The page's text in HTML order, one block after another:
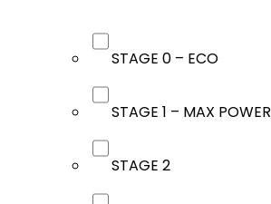
STAGE 0 – ECO
STAGE 1 – MAX POWER
STAGE 2